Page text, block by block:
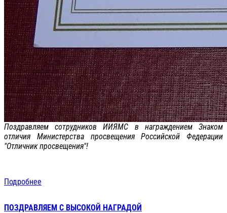
Поздравляем сотрудников ИИЯМС в награждением Знаком
отличия Министерства просвещения Российской Федерации
"Отличник просвещения"!
Подробнее
ПОЗДРАВЛЯЕМ С ВЫСОКОЙ НАГРАДОЙ